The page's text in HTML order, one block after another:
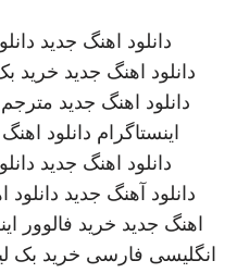
دانلود اهنگ جدید
دانلود اهنگ جدید خرید
دانلود اهنگ جدید
اینستاگرام دانلود
دانلود اهنگ جدید
دانلود آهنگ جدید دانلود
اهنگ جدید خرید فالوور
انگلیسی فارسی خرید بک